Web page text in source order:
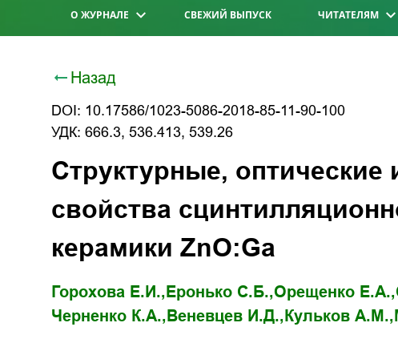
О ЖУРНАЛЕ СВЕЖИЙ ВЫПУСК ЧИТАТЕЛЯМ
Назад
DOI: 10.17586/1023-5086-2018-85-11-90-100
УДК: 666.3, 536.413, 539.26
Структурные,
свойства
керамики ZnO:Ga
Горохова Е.И., Еронько С.Б.,Орещенко Е.А.,
Черненко К.А., Веневцев И.Д., Кульков А.М.,